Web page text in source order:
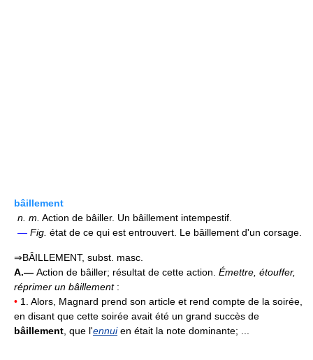
bâillement
n. m. Action de bâiller. Un bâillement intempestif.
— Fig. état de ce qui est entrouvert. Le bâillement d'un corsage.
⇒BÂILLEMENT, subst. masc.
A.— Action de bâiller; résultat de cette action. Émettre, étouffer,
réprimer un bâillement:
• 1. Alors, Magnard prend son article et rend compte de la soirée,
en disant que cette soirée avait été un grand succès de
bâillement, que l'ennuien était la note dominante; ...